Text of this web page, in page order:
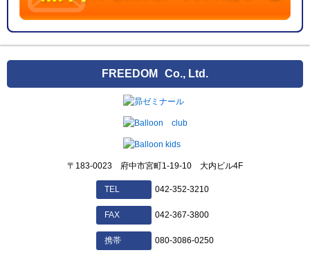
FREEDOM Co., Ltd.
〒183-0023 府中市宮町1-19-10 大内ビル4F
TEL 042-352-3210
FAX 042-367-3800
携帯 080-3086-0250